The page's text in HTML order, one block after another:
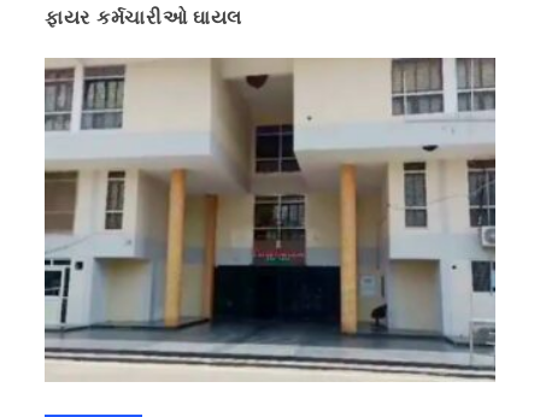
ફાયર કર્મચારીઓ ઘાયલ